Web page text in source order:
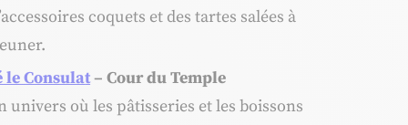
coquets et des tartes salées à
le Consulat– Cour du Temple
univers où les pâtisseries et les boissons